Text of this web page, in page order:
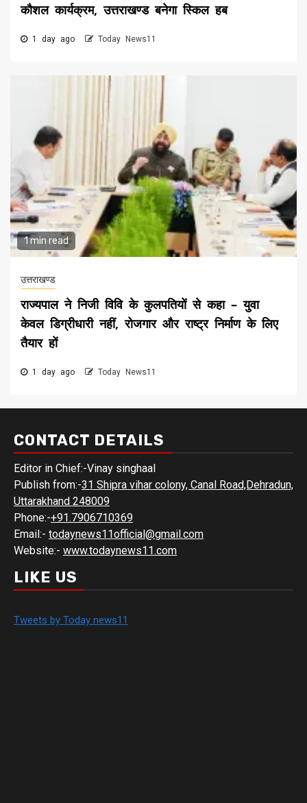
कौशल कार्यक्रम, उत्तराखण्ड बनेगा स्किल हब
1 day ago Today News11
1 min read
उत्तराखण्ड
राज्यपाल ने निजी विवि के कुलपतियों से कहा – युवा
केवल डिग्रीधारी नहीं, रोजगार और राष्ट्र निर्माण के लिए
तैयार हों
1 day ago Today News11
CONTACT DETAILS
Editor in Chief:-Vinay singhaal
Publish from:-31 Shipra vihar colony, Canal Road,Dehradun,
Uttarakhand 248009
Phone:-+91.7906710369
Email:- todaynews11official@gmail.com
Website:- www.todaynews11.com
LIKE US
Tweets by Today news11